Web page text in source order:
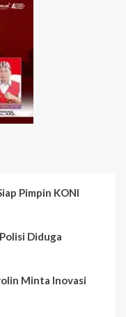
Pimpin KONI
Diduga
Minta Inovasi